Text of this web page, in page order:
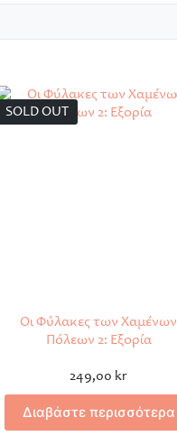
SOLD OUT
Οι Φύλακες των Χαμένων
Πόλεων 2: Εξορία
249,00 kr
Διαβάστε περισσότερα